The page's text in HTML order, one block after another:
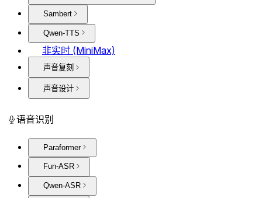
Sambert
Qwen-TTS
非实时 (MiniMax)
声音复刻
声音设计
语音识别
Paraformer
Fun-ASR
Qwen-ASR